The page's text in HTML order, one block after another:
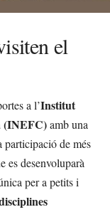
el
a l’Institut
(INEFC)amb una
participació de més
es desenvoluparà
per a petits i